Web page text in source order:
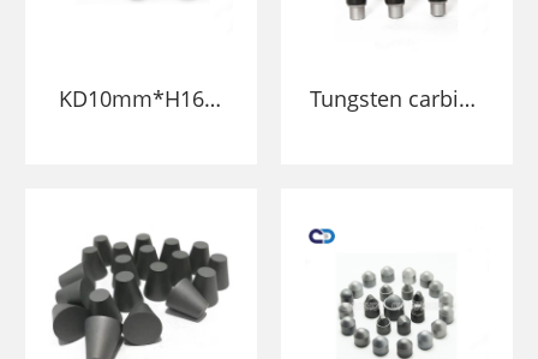
KD10mm*H16m
vya juu sugu
YG11c
Tungsten carbide
chisel kwa rundo
pile na msingi
kifungo kuchimba
visima bits